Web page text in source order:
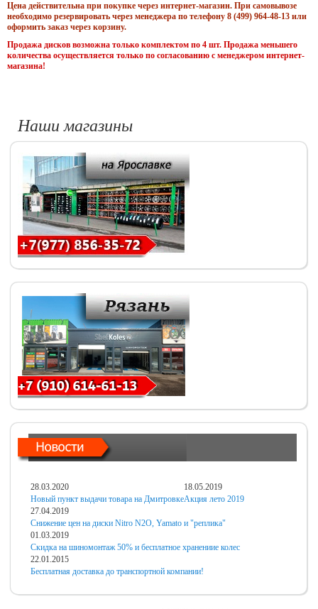
Цена действительна при покупке через интернет-магазин. При самовывозе
необходимо резервировать через менеджера по телефону 8 (499) 964-48-13 или
оформить заказ через корзину.
Продажа дисков возможна только комплектом по 4 шт. Продажа меньшего
количества осуществляется только по согласованию с менеджером интернет-
магазина!
Наши магазины
28.03.2020
Новый пункт выдачи товара на Дмитровке
18.05.2019
Акция лето 2019
27.04.2019
Снижение цен на диски Nitro N2O, Yamato и "реплика"
01.03.2019
Скидка на шиномонтаж 50% и бесплатное хранениие колес
22.01.2015
Бесплатная доставка до транспортной компании!